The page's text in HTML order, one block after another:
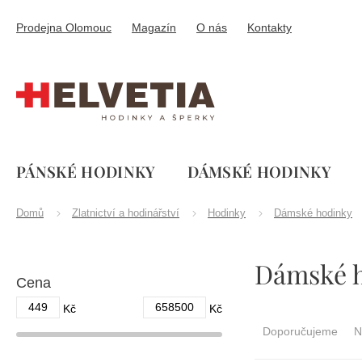
obsah
Prodejna Olomouc Magazín O nás Kontakty
PÁNSKÉ HODINKY DÁMSKÉ HODINKY
Domů Zlatnictví a hodinářství Hodinky Dámské hodinky
Cena
449 Kč 658500 Kč
Dámské
Doporučujeme